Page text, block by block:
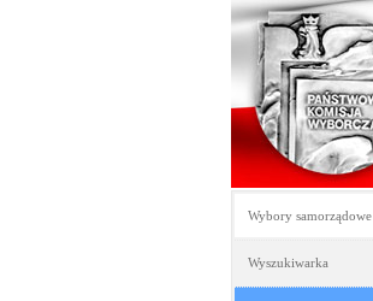
Wybory samorządowe
Wyszukiwarka